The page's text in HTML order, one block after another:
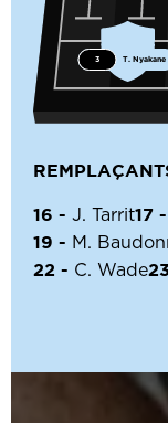
3 T. Nyakane
16 - J. Tarrit17 -
19 - M.
22 - C. Wade